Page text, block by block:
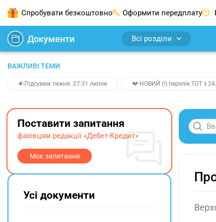
Спробувати безкоштовно Оформити передплату
Документи Всі розділи
ВАЖЛИВІ ТЕМИ
🔉Підсумки тижня. 27-31 липня 💔 НОВИЙ (!) перелік ТОТ з
Поставити запитання
фахівцям редакції «Дебет-Кредит»
Моє запитання
Усі документи